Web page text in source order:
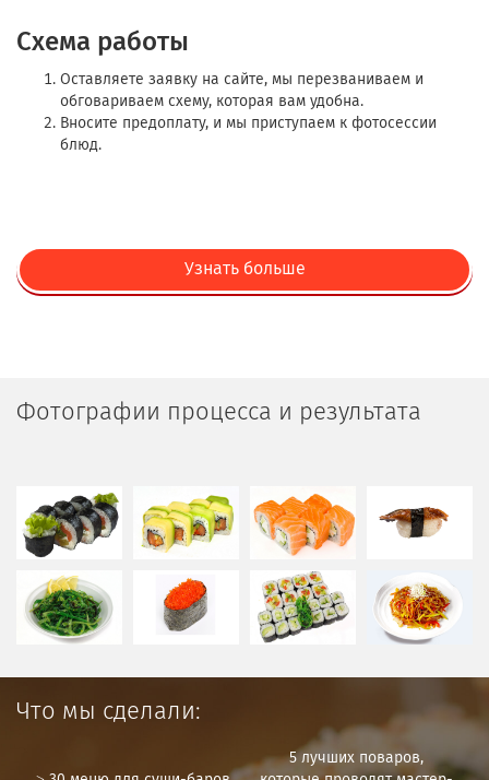
Схема работы
Оставляете заявку на сайте, мы перезваниваем и
обговариваем схему, которая вам удобна.
Вносите предоплату, и мы приступаем к фотосессии
блюд.
Узнать больше
Фотографии процесса и результата
Что мы сделали:
5 лучших поваров,